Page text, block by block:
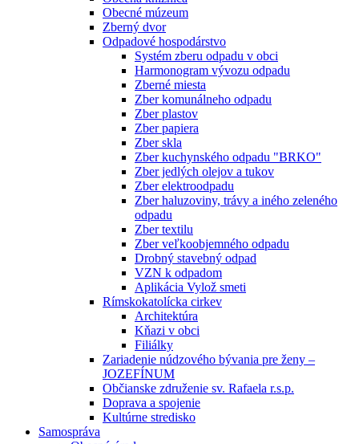
Obecné múzeum
Zberný dvor
Odpadové hospodárstvo
Systém zberu odpadu v obci
Harmonogram vývozu odpadu
Zberné miesta
Zber komunálneho odpadu
Zber plastov
Zber papiera
Zber skla
Zber kuchynského odpadu "BRKO"
Zber jedlých olejov a tukov
Zber elektroodpadu
Zber haluzoviny, trávy a iného zeleného
odpadu
Zber textilu
Zber veľkoobjemného odpadu
Drobný stavebný odpad
VZN k odpadom
Aplikácia Vylož smeti
Rímskokatolícka cirkev
Architektúra
Kňazi v obci
Filiálky
Zariadenie núdzového bývania pre ženy –
JOZEFÍNUM
Občianske združenie sv. Rafaela r.s.p.
Doprava a spojenie
Kultúrne stredisko
Samospráva